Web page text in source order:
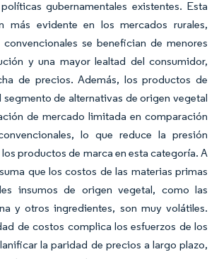
gubernamentales existentes. Esta
más evidente en los mercados rurales,
se benefician de menores
y una mayor lealtad del consumidor,
de precios. Además, los productos de
segmento de alternativas de origen vegetal
de mercado limitada en comparación
lo que reduce la presión
productos de marca en esta categoría. A
que los costos de las materias primas
insumos de origen vegetal, como las
y otros ingredientes, son muy volátiles.
de costos complica los esfuerzos de los
la paridad de precios a largo plazo,